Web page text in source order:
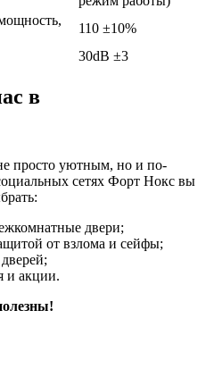
110 ±10%
30dB ±3
в
просто уютным, но и по-
сетях Форт Нокс вы
двери;
от взлома и сейфы;
и акции.